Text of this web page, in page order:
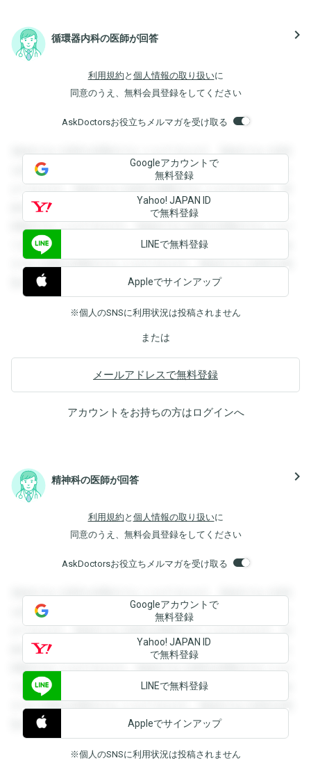
循環器内科の医師が回答 navigate_next
利用規約 と 個人情報の取り扱いに
同意のうえ、無料会員登録をしてください
AskDoctorsお役立ちメルマガを受け取る
登録すると回答を閲覧することができます。登録すると回答
を閲覧することができます。登録すると回答を閲覧すること
ができます。登録すると回答を閲覧することができます。登
録すると回答を閲覧することができます。登録すると回答を
閲覧することができます。登録すると回答を閲覧することが
できます。登録すると回答を閲覧することができます。登録
すると回答を閲覧することができます。登録すると回答を閲
覧することができます。
Googleアカウントで
無料登録
Yahoo! JAPAN ID
で無料登録
LINEで無料登録
Appleでサインアップ
※個人のSNSに利用状況は投稿されません
または
メールアドレスで無料登録
アカウントをお持ちの方はログインへ
精神科の医師が回答 navigate_next
利用規約 と 個人情報の取り扱いに
同意のうえ、無料会員登録をしてください
AskDoctorsお役立ちメルマガを受け取る
登録すると回答を閲覧することができます。登録すると回答
を閲覧することができます。登録すると回答を閲覧すること
ができます。登録すると回答を閲覧することができます。登
録すると回答を閲覧することができます。登録すると回答を
閲覧することができます。登録すると回答を閲覧することが
できます。登録すると回答を閲覧することができます。登録
すると回答を閲覧することができます。登録すると回答を閲
覧することができます。
Googleアカウントで
無料登録
Yahoo! JAPAN ID
で無料登録
LINEで無料登録
Appleでサインアップ
※個人のSNSに利用状況は投稿されません